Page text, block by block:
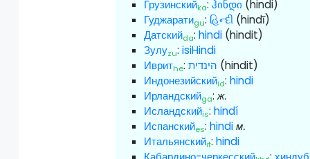
Грузинскийka:ჰინდი (hindi)
Гуджаратиgu: હિન્દી (hindī)
Датскийda:hindi (hindit)
Зулуzu:isiHindi
Ивритhe:הינדית (hindit)
Индонезийскийid:hindi
Ирландскийga:ж.
Исландскийis:hindí
Испанскийes:hindiм.
Итальянскийit:hindi